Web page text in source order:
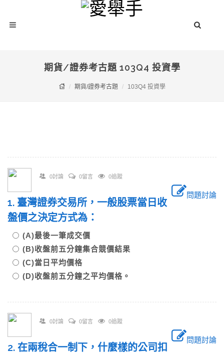
期貨/證券考古題 103Q4 投資學
期貨/證券考古題 103Q4 投資學
0討論 0留言 0追蹤
問題討論
1. 臺灣證券交易所，一般股票當日收
盤價之決定方式為：
(A)最後一筆成交價
(B)收盤前五分鐘集合競價結果
(C)當日平均價格
(D)收盤前五分鐘之平均價格。
0討論 0留言 0追蹤
問題討論
2. 在兩稅合一制下，什麼樣的公司扣